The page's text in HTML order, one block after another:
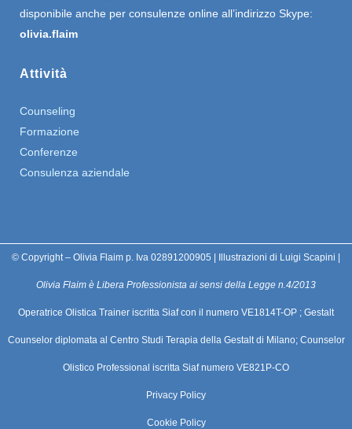
disponibile anche per consulenze online all’indirizzo Skype:
olivia.flaim
Attività
Counseling
Formazione
Conferenze
Consulenza aziendale
© Copyright – Olivia Flaim p. Iva 02891200905 | Illustrazioni di Luigi Scapini |
Olivia Flaim è Libera Professionista ai sensi della Legge n.4/2013
Operatrice Olistica Trainer iscritta Siaf con il numero VE1814T-OP ; Gestalt
Counselor diplomata al Centro Studi Terapia della Gestalt di Milano; Counselor
Olistico Professional iscritta Siaf numero VE821P-CO
Privacy Policy
Cookie Policy